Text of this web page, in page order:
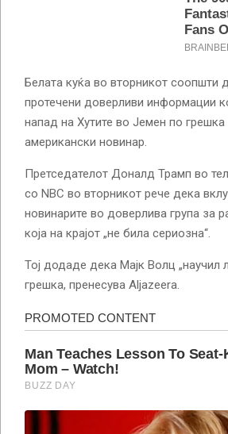
Белата куќа во вторникот соопшти
протечени доверливи информации
напад на Хутите во Јемен по
американски новинар.
Претседателот Доналд Трамп во
со NBC во вторникот рече дека
новинарите во доверлива група за
која на крајот „не била сериозна“.
Тој додаде дека Мајк Волц „научил
грешка, пренесува Aljazeera.